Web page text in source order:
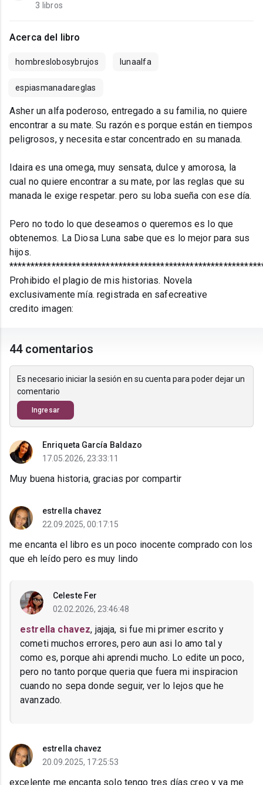
3 libros
Acerca del libro
hombreslobosybrujos lunaalfa
espiasmanadareglas
Asher un alfa poderoso, entregado a su familia, no quiere
encontrar a su mate. Su razón es porque están en tiempos
peligrosos, y necesita estar concentrado en su manada.
Idaira es una omega, muy sensata, dulce y amorosa, la
cual no quiere encontrar a su mate, por las reglas que su
manada le exige respetar. pero su loba sueña con ese día.
Pero no todo lo que deseamos o queremos es lo que
obtenemos. La Diosa Luna sabe que es lo mejor para sus
hijos.
Prohibido el plagio de mis historias. Novela
exclusivamente mía. registrada en safecreative
credito imagen:
44 comentarios
Es necesario iniciar la sesión en su cuenta para poder dejar un
comentario
Ingresar
Enriqueta García Baldazo
17.05.2026, 23:33:11
Muy buena historia, gracias por compartir
estrella chavez
22.09.2025, 00:17:15
me encanta el libro es un poco inocente comprado con los
que eh leído pero es muy lindo
Celeste Fer
02.02.2026, 23:46:48
estrella chavez, jajaja, si fue mi primer escrito y
cometi muchos errores, pero aun asi lo amo tal y
como es, porque ahi aprendi mucho. Lo edite un poco,
pero no tanto porque queria que fuera mi inspiracion
cuando no sepa donde seguir, ver lo lejos que he
avanzado.
estrella chavez
20.09.2025, 17:25:53
excelente me encanta solo tengo tres días creo y ya me